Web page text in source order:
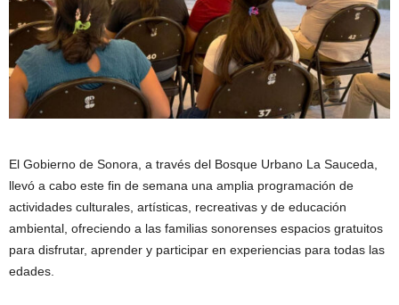
El Gobierno de Sonora, a través del Bosque Urbano La Sauceda,
llevó a cabo este fin de semana una amplia programación de
actividades culturales, artísticas, recreativas y de educación
ambiental, ofreciendo a las familias sonorenses espacios gratuitos
para disfrutar, aprender y participar en experiencias para todas las
edades.